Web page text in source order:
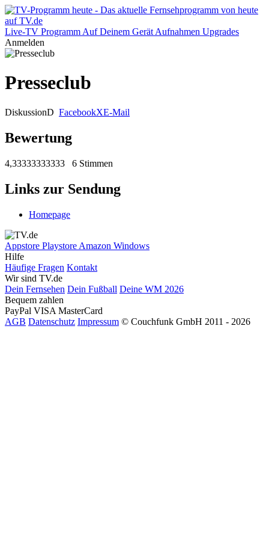
Live-TV Programm Auf Deinem Gerät Aufnahmen Upgrades
Anmelden
Presseclub
DiskussionD FacebookXE-Mail
Bewertung
4,33333333333 6 Stimmen
Links zur Sendung
Homepage
Appstore Playstore Amazon Windows
Hilfe
Häufige Fragen Kontakt
Wir sind TV.de
Dein Fernsehen Dein Fußball Deine WM 2026
Bequem zahlen
PayPal VISA MasterCard
AGB Datenschutz Impressum © Couchfunk GmbH 2011 - 2026